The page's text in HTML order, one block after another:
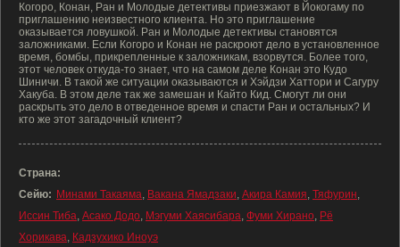
Когоро, Конан, Ран и Молодые детективы приезжают в Йокогаму по
приглашению неизвестного клиента. Но это приглашение
оказывается ловушкой. Ран и Молодые детективы становятся
заложниками. Если Когоро и Конан не раскроют дело в установленное
время, бомбы, прикрепленные к заложникам, взорвутся. Более того,
этот человек откуда-то знает, что на самом деле Конан это Кудо
Шиничи. В такой же ситуации оказываются и Хэйдзи Хаттори и Сагуру
Хакуба. В этом деле так же замешан и Кайто Кид. Смогут ли они
раскрыть это дело в отведенное время и спасти Ран и остальных? И
кто же этот загадочный клиент?
Страна:
Сейю: Минами Такаяма, Вакана Ямадзаки, Акира Камия, Тяфурин,
Иссин Тиба, Асако Додо, Мэгуми Хаясибара, Фуми Хирано, Рё
Хорикава, Кадзухико Иноуэ